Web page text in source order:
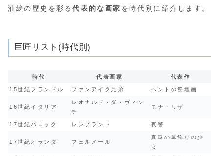
油絵の歴史を彩る代表的な画家 を時代別に紹介します。
巨匠リスト(時代別)
時代 代表画家 代表作
15世紀フランドル ファンアイク兄弟 ヘントの祭壇画
16世紀イタリア
レオナルド・ダ・ヴィン
チ
モナ・リザ
17世紀バロック レンブラント 夜警
17世紀オランダ フェルメール
真珠の耳飾りの少
女